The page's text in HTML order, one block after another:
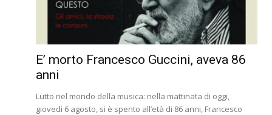
E’ morto Francesco Guccini, aveva 86
anni
Lutto nel mondo della musica: nella mattinata di oggi,
giovedì 6 agosto, si è spento all’età di 86 anni, Francesco